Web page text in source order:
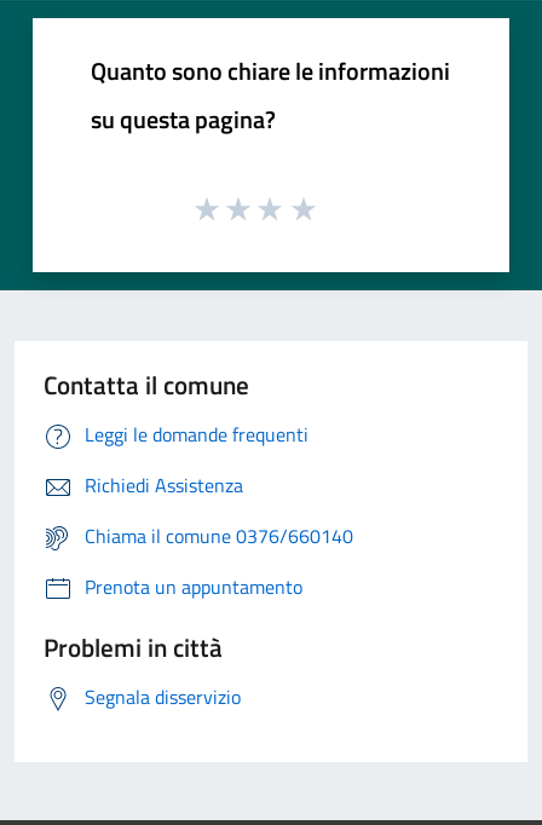
Quanto sono chiare le informazioni
su questa pagina?
Contatta il comune
Leggi le domande frequenti
Richiedi Assistenza
Chiama il comune 0376/660140
Prenota un appuntamento
Problemi in città
Segnala disservizio